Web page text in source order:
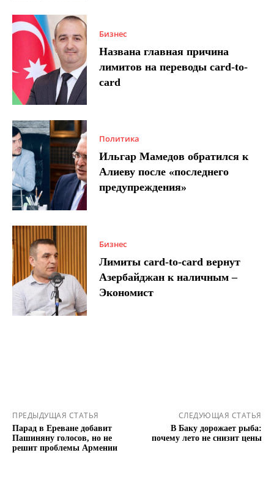
Бизнес
Названа главная причина
лимитов на переводы card-to-
card
Политика
Ильгар Мамедов обратился к
Алиеву после «последнего
предупреждения»
Бизнес
Лимиты card-to-card вернут
Азербайджан к наличным –
Экономист
ПРЕДЫДУЩАЯ СТАТЬЯ
Парад в Ереване добавит
Пашиняну голосов, но не
решит проблемы Армении
СЛЕДУЮЩАЯ СТАТЬЯ
В Баку дорожает рыба:
почему лето не снизит цены